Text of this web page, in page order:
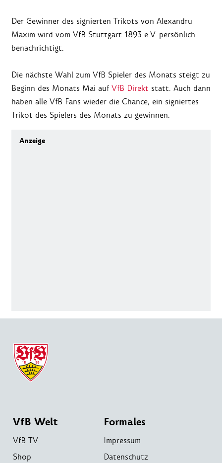
Der Gewinner des signierten Trikots von Alexandru
Maxim wird vom VfB Stuttgart 1893 e.V. persönlich
benachrichtigt.
Die nächste Wahl zum VfB Spieler des Monats steigt zu
Beginn des Monats Mai auf VfB Direkt statt. Auch dann
haben alle VfB Fans wieder die Chance, ein signiertes
Trikot des Spielers des Monats zu gewinnen.
VfB Welt
VfB TV
Shop
Formales
Impressum
Datenschutz